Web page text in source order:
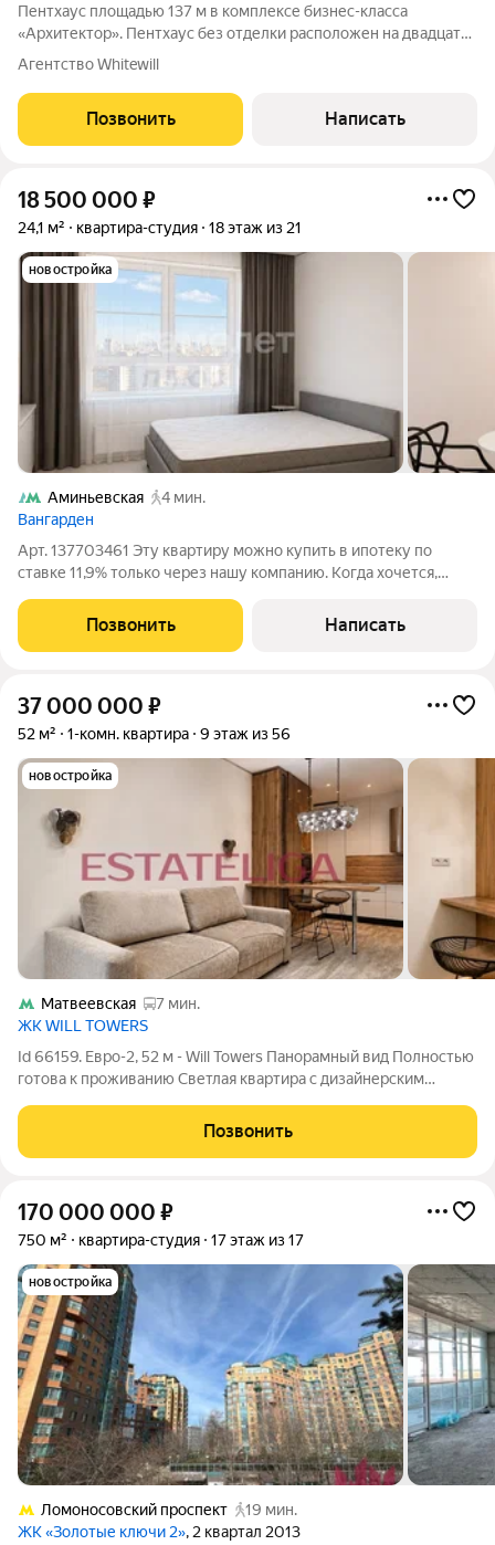
Пентхаус площадью 137 м в комплексе бизнес-класса
«Архитектор». Пентхаус без отделки расположен на двадцать
восьмом этаже в корпусе 2. Возможно спланировать кухню-
постирочную, балкон и холл. Панорамные
Агентство Whitewill
Позвонить Написать
18 500 000 ₽
24,1 м² квартира-студия 18 этаж из 21
новостройка
Аминьевская
4 мин.
Вангарден
Арт. 137703461 Эту квартиру можно купить в ипотеку по
ставке 11,9% только через нашу компанию. Когда хочется,
ремонтом, поиском мебели и бесконечными расходами, а
просто открылась дверь в уже
Позвонить Написать
37 000 000 ₽
52 м² 1-комн. квартира 9 этаж из 56
новостройка
Матвеевская
7 мин.
ЖК WILL TOWERS
Id 66159. Евро-2, 52 м - Will Towers Панорамный вид Полностью
готова к проживанию Светлая квартира с дизайнерским
красивым открытым видом, благодаря чему в квартире много
естественного света
Позвонить
170 000 000 ₽
750 м² квартира-студия 17 этаж из 17
новостройка
Ломоносовский проспект
19 мин.
ЖК «Золотые ключи 2», 2 квартал 2013